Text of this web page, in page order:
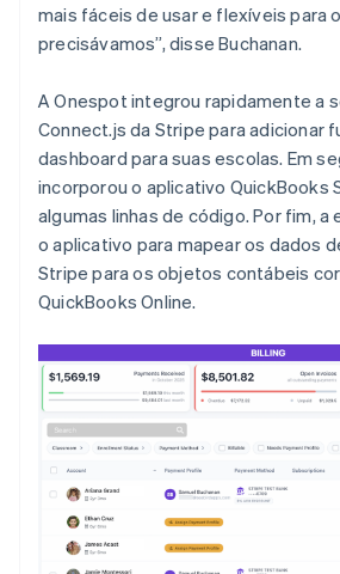
mais fáceis de usar e flexíveis para
precisávamos”, disse Buchanan.
A Onespot integrou rapidamente a
Connect.js da Stripe para adicionar
dashboard para suas escolas. Em
incorporou o aplicativo QuickBooks
algumas linhas de código. Por fim,
o aplicativo para mapear os dados
Stripe para os objetos contábeis
QuickBooks Online.